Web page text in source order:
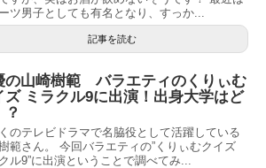
ツ男子としても有名となり、すっか...
記事を読む
の山崎樹範 バラエティのくりぃむ
ズ ミラクル9に出演！出身大学はど
？
のテレビドラマで名脇役として活躍している
範さん。 今回バラエティの”くりぃむクイズ
ル9”に出演ということで調べてみ...